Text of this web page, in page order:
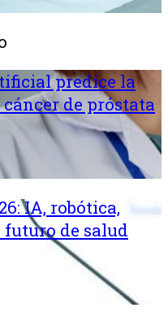
predice la
de próstata
IA, robótica,
futuro de salud